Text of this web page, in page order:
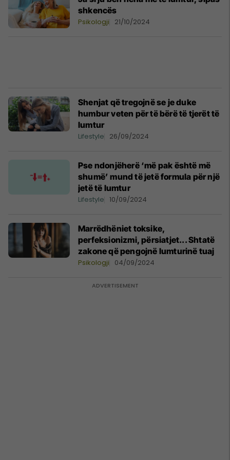
shkencës
Psikologji 21/10/2024
Shenjat që tregojnë se je duke
humbur veten për të bërë të tjerët të
lumtur
Lifestyle 26/09/2024
Pse ndonjëherë ‘më pak është më
shumë’ mund të jetë formula për një
jetë të lumtur
Lifestyle 10/09/2024
Marrëdhëniet toksike,
perfeksionizmi, përsiatjet... Shtatë
zakone që pengojnë lumturinë tuaj
Psikologji 04/09/2024